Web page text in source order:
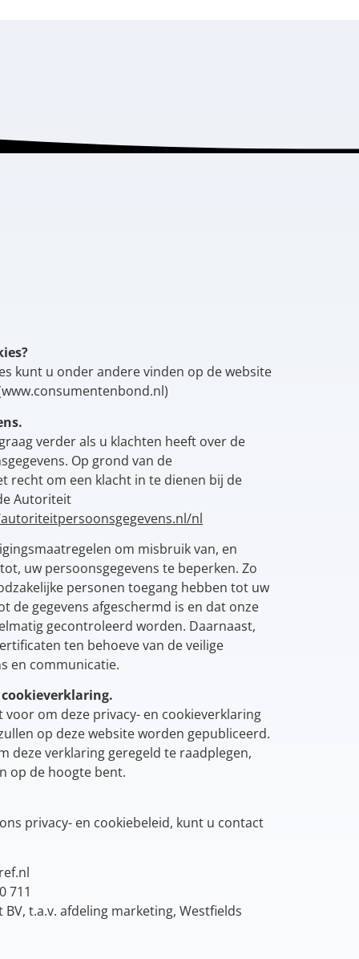
kunt u onder andere vinden op de website
verder als u klachten heeft over de
Op grond van de
recht om een klacht in te dienen bij de
Autoriteit
nl
om misbruik van, en
uw persoonsgegevens te beperken. Zo
personen toegang hebben tot uw
de gegevens afgeschermd is en dat onze
gecontroleerd worden. Daarnaast,
ten behoeve van de veilige
en communicatie.
om deze privacy- en cookieverklaring
op deze website worden gepubliceerd.
deze verklaring geregeld te raadplegen,
op de hoogte bent.
privacy- en cookiebeleid, kunt u contact
711
t.a.v. afdeling marketing, Westfields